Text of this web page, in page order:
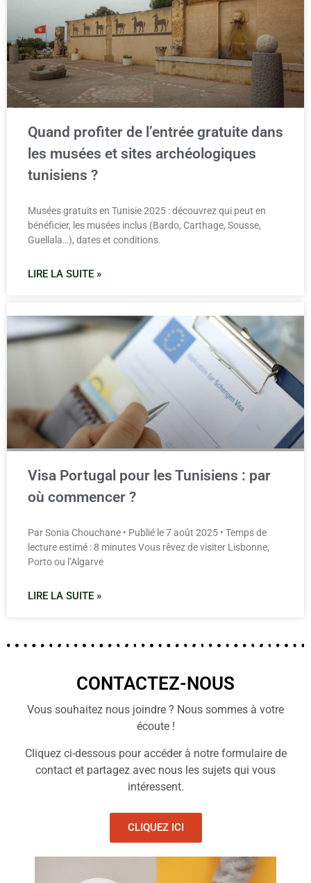
Quand profiter de l’entrée gratuite dans
les musées et sites archéologiques
tunisiens ?
Musées gratuits en Tunisie 2025 : découvrez qui peut en
bénéficier, les musées inclus (Bardo, Carthage, Sousse,
Guellala…), dates et conditions.
LIRE LA SUITE »
Visa Portugal pour les Tunisiens : par
où commencer ?
Par Sonia Chouchane • Publié le 7 août 2025 • Temps de
lecture estimé : 8 minutes Vous rêvez de visiter Lisbonne,
Porto ou l’Algarve
LIRE LA SUITE »
CONTACTEZ-NOUS
Vous souhaitez nous joindre ? Nous sommes à votre
écoute !
Cliquez ci-dessous pour accéder à notre formulaire de
contact et partagez avec nous les sujets qui vous
intéressent.
CLIQUEZ ICI